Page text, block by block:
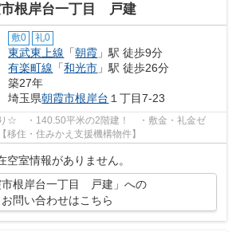
根岸台一丁目 戸建
敷0 礼0
東武東上線 「朝霞 」駅 徒歩9分
有楽町線 「和光市 」駅 徒歩26分
築27年
埼玉県朝霞市根岸台 １丁目7-23
り☆ ・140.50平米の2階建！ ・敷金・礼金ゼ
住・住みかえ支援機構物件】
空室情報がありません。
市根岸台一丁目 戸建」への
お問い合わせはこちら